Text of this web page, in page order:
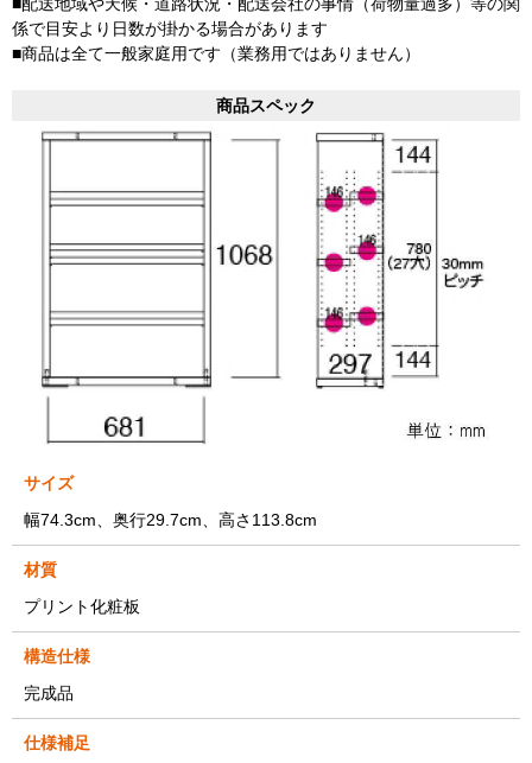
係で目安より日数が掛かる場合があります
■商品は全て一般家庭用です（業務用ではありません）
商品スペック
サイズ
幅74.3cm、奥行29.7cm、高さ113.8cm
材質
プリント化粧板
構造仕様
完成品
仕様補足